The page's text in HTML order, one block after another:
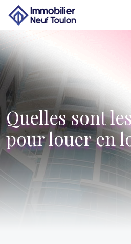
Quelles sont
pour louer en